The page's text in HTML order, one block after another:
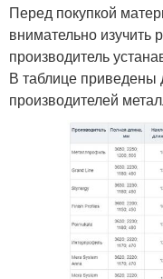
Перед покупкой
внимательно
производитель
В таблице
производителей